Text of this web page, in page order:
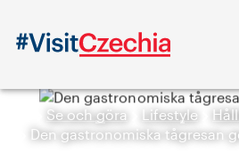
Se och göra Lifestyle
Den gastronomiska tågresan